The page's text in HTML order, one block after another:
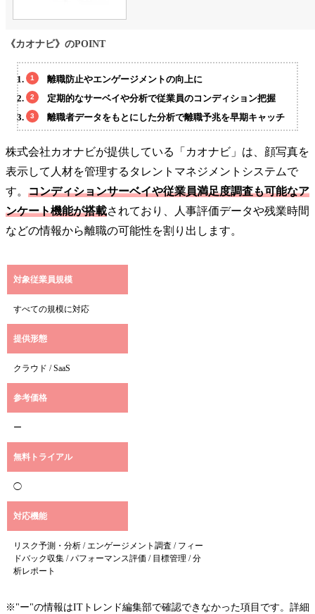
《カオナビ》のPOINT
離職防止やエンゲージメントの向上に
定期的なサーベイや分析で従業員のコンディション把握
離職者データをもとにした分析で離職予兆を早期キャッチ
株式会社カオナビが提供している「カオナビ」は、顔写真を
表示して人材を管理するタレントマネジメントシステムで
す。 コンディションサーベイや従業員満足度調査も可能なア
ンケート機能が搭載されており、人事評価データや残業時間
などの情報から離職の可能性を割り出します。
対象従業員規模
すべての規模に対応
提供形態
クラウド / SaaS
参考価格
ー
無料トライアル
◯
対応機能
リスク予測・分析 / エンゲージメント調査 / フィー
ドバック収集 / パフォーマンス評価 / 目標管理 / 分
析レポート
※"ー"の情報はITトレンド編集部で確認できなかった項目です。詳細